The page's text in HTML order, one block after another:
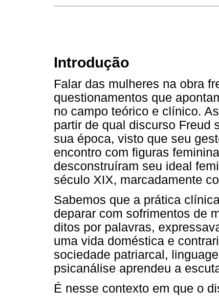
Introdução
Falar das mulheres na obra
questionamentos que
no campo teórico e clínico.
partir de qual discurso Freud
sua época, visto que seu
encontro com figuras
desconstruíram seu ideal
século XIX, marcadamente
Sabemos que a prática
deparar com sofrimentos de
ditos por palavras,
uma vida doméstica e
sociedade patriarcal,
psicanálise aprendeu a
É nesse contexto em que o